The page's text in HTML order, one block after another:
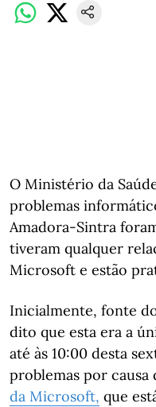
O Ministério da
problemas
Amadora-Sintra
tiveram qualquer
Microsoft e estão
Inicialmente, fonte
dito que esta era a
até às 10:00 desta
problemas por causa
da Microsoft, que